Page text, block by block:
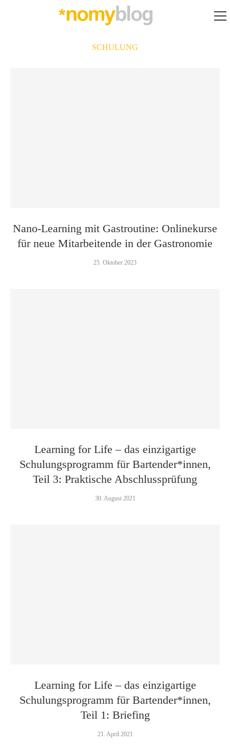
SCHULUNG
Nano-Learning mit Gastroutine: Onlinekurse
für neue Mitarbeitende in der Gastronomie
25. Oktober 2023
Learning for Life – das einzigartige
Schulungsprogramm für Bartender*innen,
Teil 3: Praktische Abschlussprüfung
30. August 2021
Learning for Life – das einzigartige
Schulungsprogramm für Bartender*innen,
Teil 1: Briefing
21. April 2021